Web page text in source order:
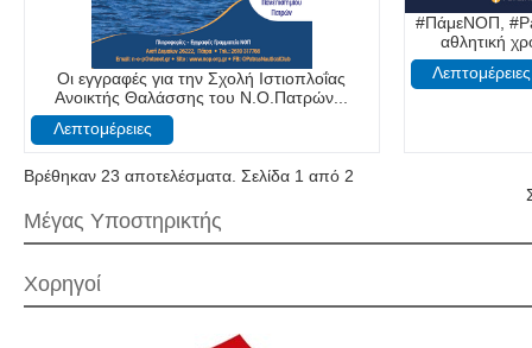
Οι εγγραφές για την Σχολή Ιστιοπλοΐας
Ανοικτής Θαλάσσης του Ν.Ο.Πατρών...
Λεπτομέρειες
#ΠάμεΝΟΠ,
αθλητική
Λεπτομέρειες
Βρέθηκαν 23 αποτελέσματα. Σελίδα 1 από 2
Μέγας Υποστηρικτής
Χορηγοί